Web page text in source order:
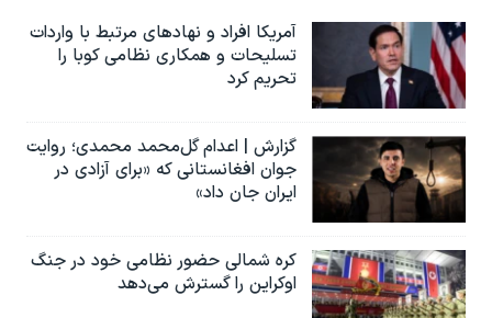
آمریکا افراد و نهادهای مرتبط با واردات
تسلیحات و همکاری نظامی کوبا را
تحریم کرد
گزارش | اعدام گل‌محمد محمدی؛ روایت
جوان افغانستانی که «برای آزادی در
ایران جان داد»
کره شمالی حضور نظامی خود در جنگ
اوکراین را گسترش می‌دهد